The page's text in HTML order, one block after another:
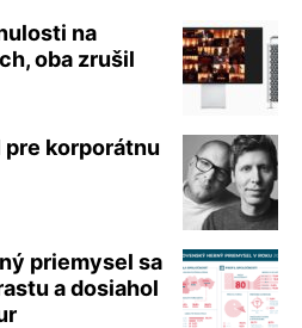
na
oba zrušil
pre korporátnu
priemysel sa
a dosiahol